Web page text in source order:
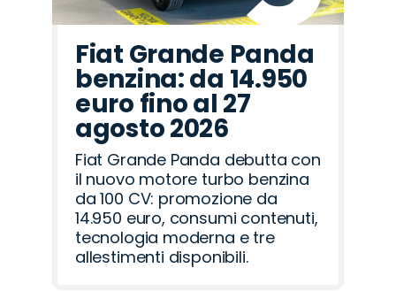
Fiat Grande Panda
benzina: da 14.950
euro fino al 27
agosto 2026
Fiat Grande Panda debutta con
il nuovo motore turbo benzina
da 100 CV: promozione da
14.950 euro, consumi contenuti,
tecnologia moderna e tre
allestimenti disponibili.